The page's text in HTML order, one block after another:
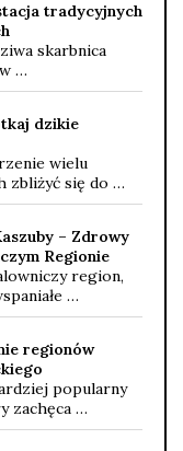
tradycyjnych
skarbnica
…
dzikie
wielu
zbliżyć się do …
– Zdrowy
Regionie
region,
…
regionów
popularny
zachęca …